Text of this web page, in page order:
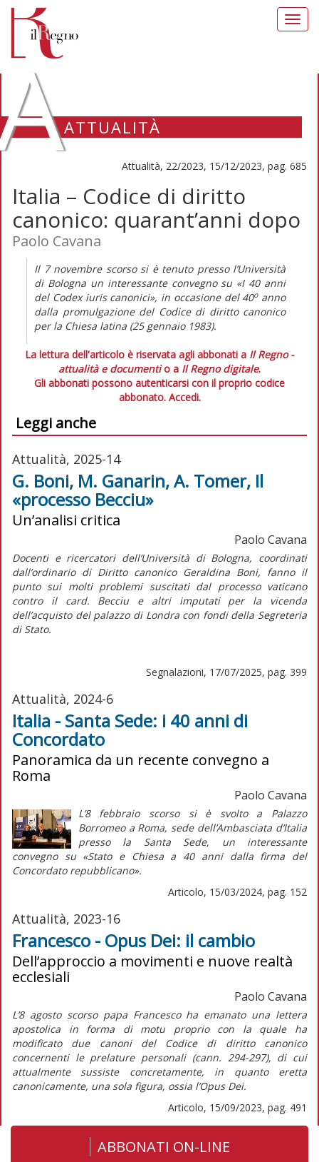
ATTUALITÀ
Attualità, 22/2023, 15/12/2023, pag. 685
Italia – Codice di diritto
canonico: quarant’anni dopo
Paolo Cavana
Il 7 novembre scorso si è tenuto presso l’Università
di Bologna un interessante convegno su «I 40 anni
del Codex iuris canonici», in occasione del 40oanno
dalla promulgazione del Codice di diritto canonico
per la Chiesa latina (25 gennaio 1983).
La lettura dell'articolo è riservata agli abbonati a Il Regno -
attualità e documentio a Il Regno digitale.
Gli abbonati possono autenticarsi con il proprio codice
abbonato. Accedi.
Leggi anche
Attualità, 2025-14
G. Boni, M. Ganarin, A. Tomer, Il
«processo Becciu»
Un’analisi critica
Paolo Cavana
Docenti e ricercatori dell’Università di Bologna, coordinati
dall’ordinario di Diritto canonico Geraldina Boni, fanno il
punto sui molti problemi suscitati dal processo vaticano
contro il card. Becciu e altri imputati per la vicenda
dell’acquisto del palazzo di Londra con fondi della Segreteria
di Stato.
Segnalazioni, 17/07/2025, pag. 399
Attualità, 2024-6
Italia - Santa Sede: i 40 anni di
Concordato
Panoramica da un recente convegno a
Roma
Paolo Cavana
L’8 febbraio scorso si è svolto a Palazzo
Borromeo a Roma, sede dell’Ambasciata d’Italia
presso la Santa Sede, un interessante
convegno su «Stato e Chiesa a 40 anni dalla firma del
Concordato repubblicano».
Articolo, 15/03/2024, pag. 152
Attualità, 2023-16
Francesco - Opus Dei: il cambio
Dell’approccio a movimenti e nuove realtà
ecclesiali
Paolo Cavana
L’8 agosto scorso papa Francesco ha emanato una lettera
apostolica in forma di motu propriocon la quale ha
modificato due canoni del Codice di diritto canonico
concernenti le prelature personali (cann. 294-297), di cui
attualmente sussiste concretamente, in quanto eretta
canonicamente, una sola figura, ossia l’Opus Dei.
Articolo, 15/09/2023, pag. 491
ABBONATI ON-LINE